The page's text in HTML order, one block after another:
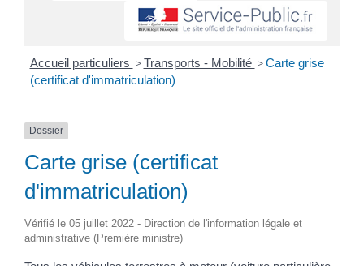
Accueil particuliers > Transports - Mobilité > Carte grise
(certificat d'immatriculation)
Dossier
Carte grise (certificat
d'immatriculation)
Vérifié le 05 juillet 2022 - Direction de l'information légale et
administrative (Première ministre)